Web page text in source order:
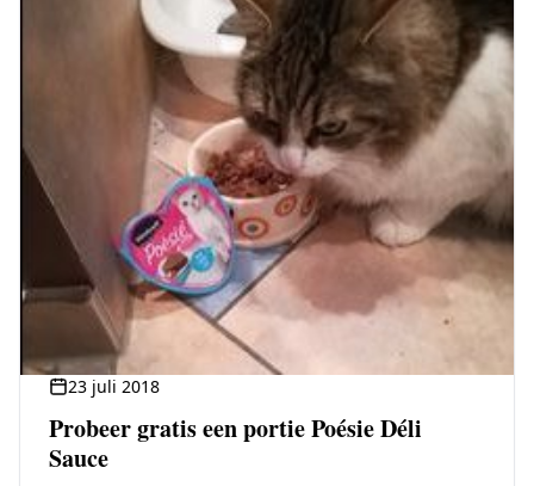
23 juli 2018
Probeer gratis een portie Poésie Déli
Sauce